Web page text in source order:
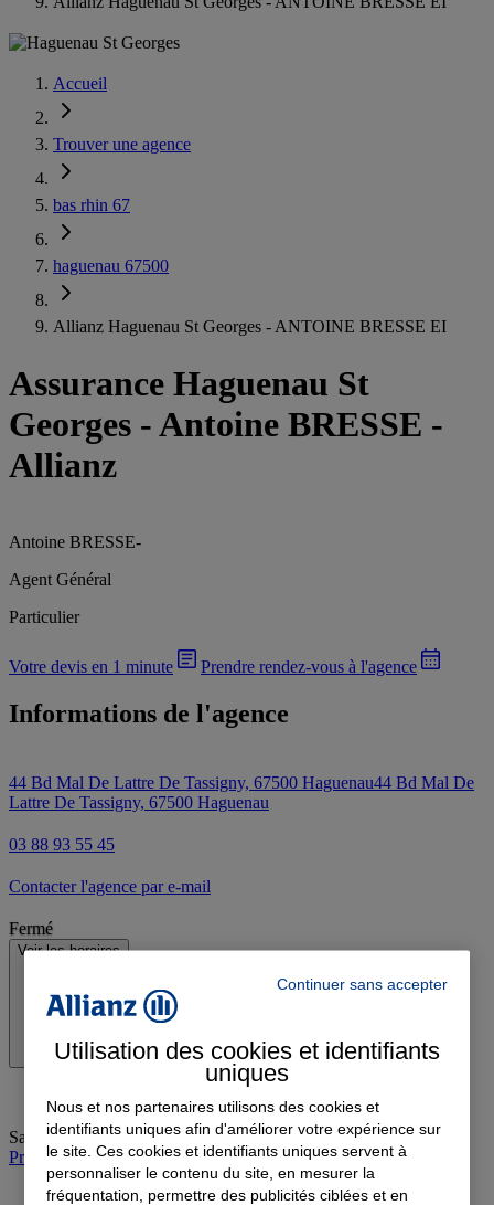
Accueil
Trouver une agence
bas rhin 67
haguenau 67500
Allianz Haguenau St Georges - ANTOINE BRESSE EI
Assurance Haguenau St
Georges -Antoine BRESSE -
Allianz
Antoine BRESSE-
Agent Général
Particulier
Votre devis en 1 minute Prendre rendez-vous à l'agence
Informations de l'agence
44 Bd Mal De Lattre De Tassigny, 67500 Haguenau44 Bd Mal De
Lattre De Tassigny, 67500 Haguenau
03 88 93 55 45
Contacter l'agence par e-mail
Fermé
Voir les horaires
Samedi: 09:00-12:00
Prendre rendez-vous à l'agence
Continuer sans accepter
Utilisation des cookies et identifiants
uniques
Nous et nos partenaires utilisons des cookies et
identifiants uniques afin d'améliorer votre expérience sur
le site. Ces cookies et identifiants uniques servent à
personnaliser le contenu du site, en mesurer la
fréquentation, permettre des publicités ciblées et en